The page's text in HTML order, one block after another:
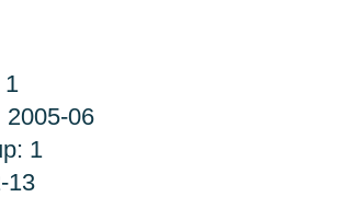
1
2005-06
1
13